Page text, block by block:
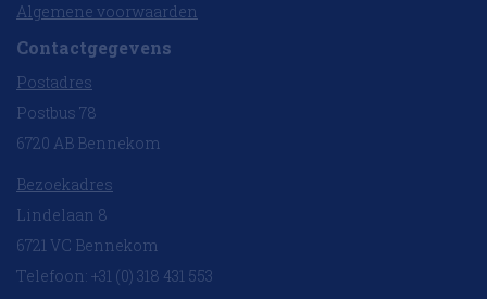
Algemene voorwaarden
Contactgegevens
Postadres
Postbus 78
6720 AB Bennekom
Bezoekadres
Lindelaan 8
6721 VC Bennekom
Telefoon: +31 (0) 318 431 553